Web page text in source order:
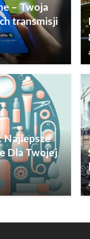
– Twoja
transmisji
Najlepsze
Dla Twojej